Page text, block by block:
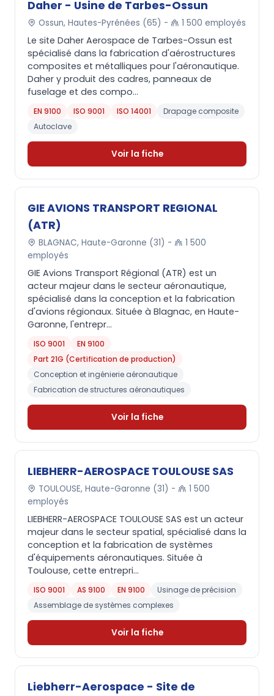
Daher - Usine de Tarbes-Ossun
Ossun, Hautes-Pyrénées (65) - 1 500 employés
Le site Daher Aerospace de Tarbes-Ossun est
spécialisé dans la fabrication d'aérostructures
composites et métalliques pour l'aéronautique.
Daher y produit des cadres, panneaux de
fuselage et des compo...
EN 9100 ISO 9001 ISO 14001
Drapage composite
Autoclave
Voir la fiche
GIE AVIONS TRANSPORT REGIONAL
(ATR)
BLAGNAC, Haute-Garonne (31) -
1 500
employés
GIE Avions Transport Régional (ATR) est un
acteur majeur dans le secteur aéronautique,
spécialisé dans la conception et la fabrication
d'avions régionaux. Située à Blagnac, en Haute-
Garonne, l'entrepr...
ISO 9001
EN 9100
Part 21G (Certification de production)
Conception et ingénierie aéronautique
Fabrication de structures aéronautiques
Voir la fiche
LIEBHERR-AEROSPACE TOULOUSE SAS
TOULOUSE, Haute-Garonne (31) -
1 500
employés
LIEBHERR-AEROSPACE TOULOUSE SAS est un acteur
majeur dans le secteur spatial, spécialisé dans la
conception et la fabrication de systèmes
d'équipements aéronautiques. Située à
Toulouse, cette entrepri...
ISO 9001 AS 9100 EN 9100
Usinage de précision
Assemblage de systèmes complexes
Voir la fiche
Liebherr-Aerospace - Site de